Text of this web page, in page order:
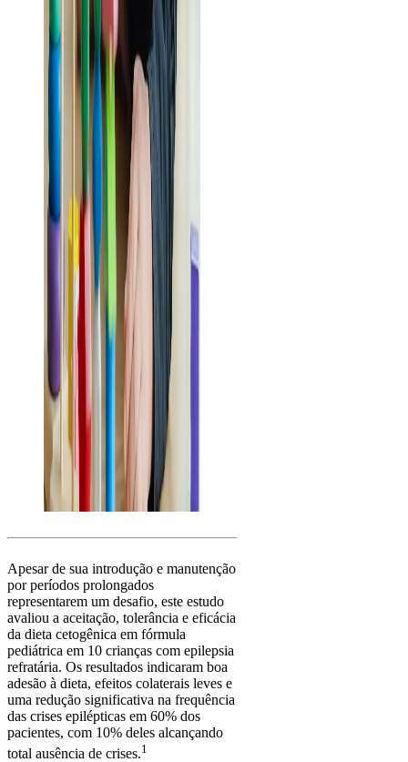
Apesar de sua introdução e manutenção
por períodos prolongados
representarem um desafio, este estudo
avaliou a aceitação, tolerância e eficácia
da dieta cetogênica em fórmula
pediátrica em 10 crianças com epilepsia
refratária. Os resultados indicaram boa
adesão à dieta, efeitos colaterais leves e
uma redução significativa na frequência
das crises epilépticas em 60% dos
pacientes, com 10% deles alcançando
total ausência de crises.1